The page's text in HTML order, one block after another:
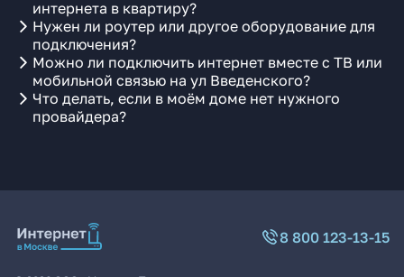
интернета в квартиру?
Нужен ли роутер или другое оборудование для
подключения?
Можно ли подключить интернет вместе с ТВ или
мобильной связью на ул Введенского?
Что делать, если в моём доме нет нужного
провайдера?
8 800 123-13-15